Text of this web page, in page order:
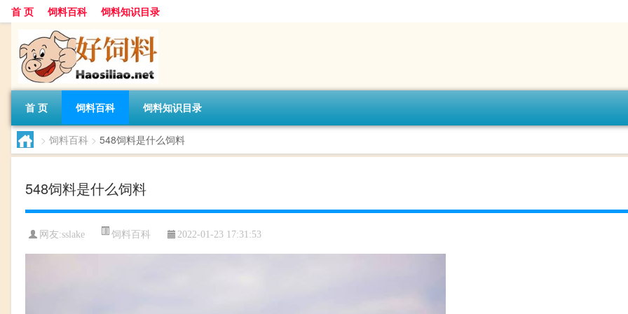
首 页 饲料百科 饲料知识目录
首 页 饲料百科 饲料知识目录
> 饲料百科 > 548饲料是什么饲料
548饲料是什么饲料
网友:sslake 饲料百科 2022-01-23 17:31:53